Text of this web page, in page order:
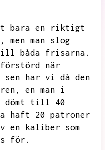
bara en riktigt
men man slog
till båda frisarna.
när
sen har vi då den
en man i
dömt till 40
haft 20 patroner
en kaliber som
för.